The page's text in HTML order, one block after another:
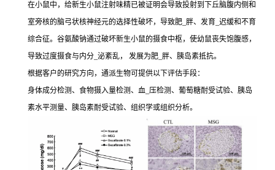
在小鼠中，给新生小鼠注射味精已被证明会导致投射到下丘脑腹内侧和
室旁核的脑弓状核神经元的选择性破坏，导致肥_胖、发育_迟缓和不育
综合征。谷氨酸钠通过破坏新生小鼠的摄食中枢，使幼鼠丧失饱腹感，
导致过度摄食与内分_泌紊乱， 发展为肥_胖、胰岛素抵抗。
根据客户的研究方向，通派生物可提供以下评估手段：
身体成分检测、食物摄入量检测、血_压检测、葡萄糖耐受试验、胰岛
素水平测量、胰岛素耐受试验、组织学或组织分析。